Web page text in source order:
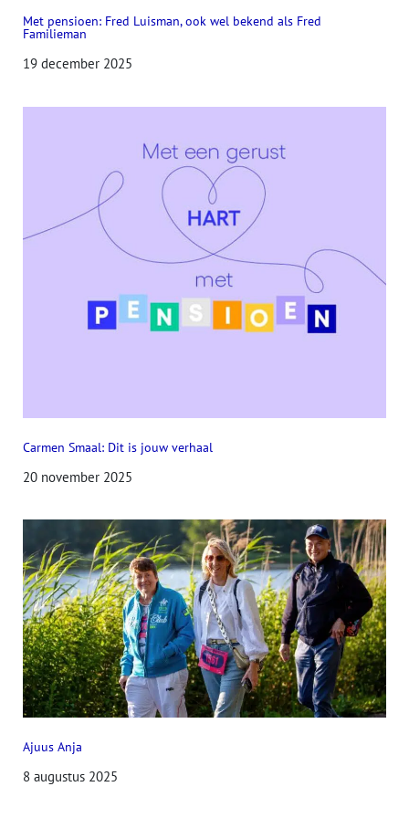
Met pensioen: Fred Luisman, ook wel bekend als Fred
Familieman
19 december 2025
Carmen Smaal: Dit is jouw verhaal
20 november 2025
Ajuus Anja
8 augustus 2025